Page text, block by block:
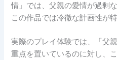
情」では、父親の愛情が過剰
この作品では冷徹な計画性が特
実際のプレイ体験では、「父
重点を置いているのに対し、